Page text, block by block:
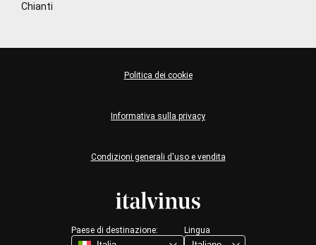
Chianti
Paese di destinazione: Lingua
Condizioni generali d'uso e vendita
Informativa sulla privacy
Politica dei cookie